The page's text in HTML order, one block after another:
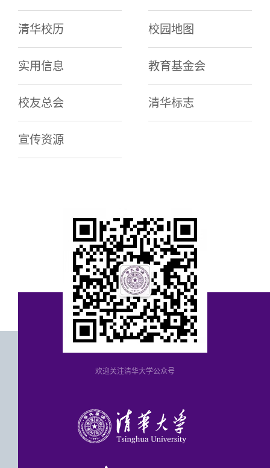
清华校历 校园地图
实用信息 教育基金会
校友总会 清华标志
宣传资源
欢迎关注清华大学公众号